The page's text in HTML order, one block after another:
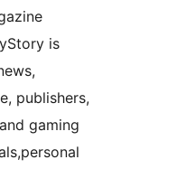
is
publishers,
gaming